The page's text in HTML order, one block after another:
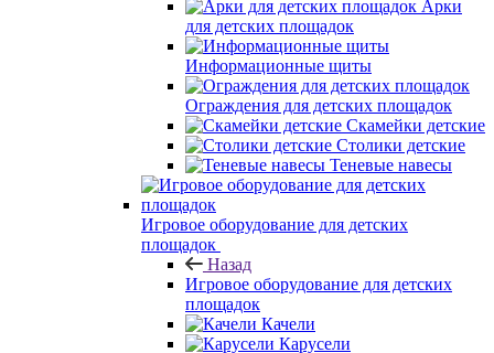
Арки
для детских площадок
Информационные щиты
Ограждения для детских площадок
Скамейки детские
Столики детские
Теневые навесы
Игровое оборудование для детских
площадок
Назад
Игровое оборудование для детских
площадок
Качели
Карусели